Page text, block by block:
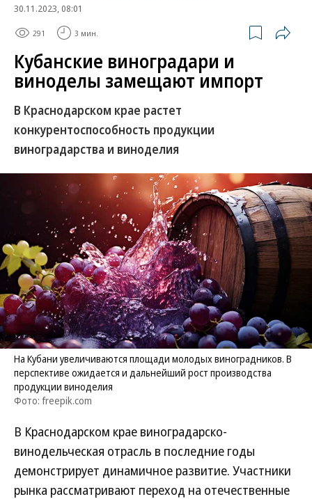
30.11.2023, 08:01
291 3 мин.
Кубанские виноградари и
виноделы замещают импорт
В Краснодарском крае растет
конкурентоспособность продукции
виноградарства и виноделия
На Кубани увеличиваются площади молодых виноградников. В
перспективе ожидается и дальнейший рост производства
продукции виноделия
Фото: freepik.com
В Краснодарском крае виноградарско-
винодельческая отрасль в последние годы
демонстрирует динамичное развитие. Участники
рынка рассматривают переход на отечественные